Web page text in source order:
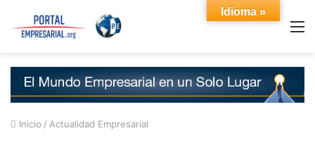
Inicio / Actualidad Empresarial
Idioma »